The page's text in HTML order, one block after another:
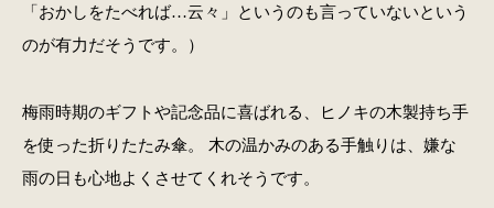
「おかしをたべれば…云々」というのも言っていないという
のが有力だそうです。）
梅雨時期のギフトや記念品に喜ばれる、ヒノキの木製持ち手
を使った折りたたみ傘。 木の温かみのある手触りは、嫌な
雨の日も心地よくさせてくれそうです。